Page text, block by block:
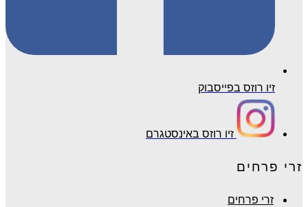
זיו רוזס בפייסבוק
זיו רוזס באינסטגרם
זרי פרחים
זרי פרחים